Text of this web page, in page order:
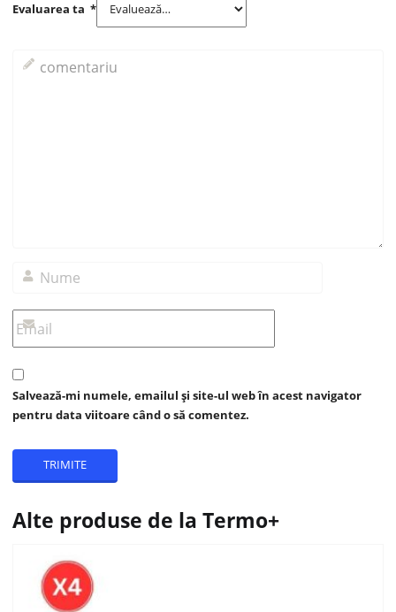
Evaluarea ta*
Salvează-mi numele, emailul și site-ul web în acest navigator
pentru data viitoare când o să comentez.
Alte produse de la Termo+